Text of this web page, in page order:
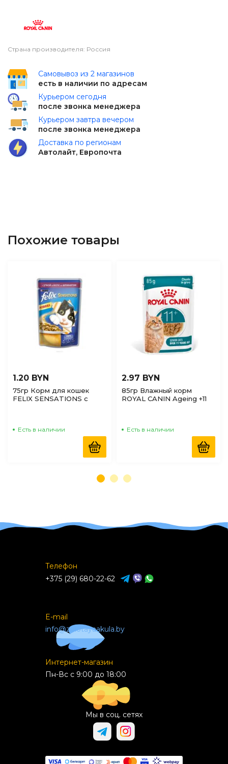
Страна производителя: Россия
Самовывоз из 2 магазинов
есть в наличии по адресам
Курьером сегодня
после звонка менеджера
Курьером завтра вечером
после звонка менеджера
Доставка по регионам
Автолайт, Европочта
Похожие товары
1.20 BYN
75гр Корм для кошек
FELIX SENSATIONS с
Есть в наличии
2.97 BYN
85гр Влажный корм
ROYAL CANIN Ageing +11
Есть в наличии
Телефон
+375 (29) 680-22-62
E-mail
info@zolotayaakula.by
Интернет-магазин
Пн-Вс с 9:00 до 18:00
Мы в соц. сетях